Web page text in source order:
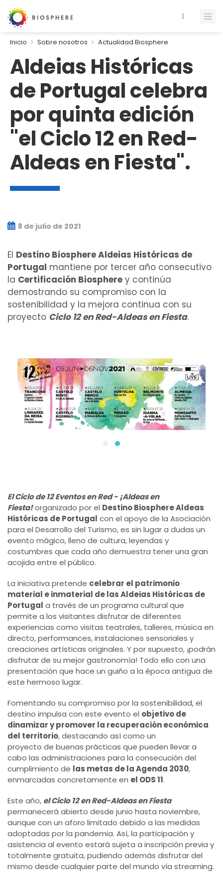
Inicio Sobre nosotros Actualidad Biosphere
Aldeias Históricas
de Portugal celebra
por quinta edición
"el Ciclo 12 en Red-
Aldeas en Fiesta".
8 de julio de 2021
El Destino Biosphere Aldeias Históricas de
Portugal mantiene por tercer año consecutivo
la Certificación Biosphere y continúa
demostrando su compromiso con la
sostenibilidad y la mejora continua con su
proyecto Ciclo 12 en Red-Aldeas en Fiesta.
El Ciclo de 12 Eventos en Red - ¡Aldeas en
Fiesta!organizado por el Destino Biosphere Aldeas
Históricas de Portugal con el apoyo de la Asociación
para el Desarrollo del Turismo, es sin lugar a dudas un
evento mágico, lleno de cultura, leyendas y
costumbres que cada año demuestra tener una gran
acojida entre el público.
La iniciativa pretende celebrar el patrimonio
material e inmaterial de las Aldeias Históricas de
Portugal a través de un programa cultural que
permite a los visitantes disfrutar de diferentes
experiencias como visitas teatrales, talleres, música en
directo, performances, instalaciones sensoriales y
creaciones artísticas originales. Y por supuesto, ¡podrán
disfrutar de su mejor gastronomía! Todo ello con una
presentación que hace un guiño a la época antigua de
este hermoso lugar.
Fomentando su compromiso por la sostenibilidad, el
destino impulsa con este evento el objetivo de
dinamizar y promover la recuperación económica
del territorio, destacando así como un
proyecto de buenas prácticas que pueden llevar a
cabo las administraciones para la consecución del
cumplimiento de las metas de la Agenda 2030,
enmarcadas concretamente en el ODS 11.
Este año, el Ciclo 12 en Red-Aldeas en Fiesta
permanecerá abierto desde junio hasta noviembre,
aunque con un aforo limitado debido a las medidas
adoptadas por la pandemia. Así, la participación y
asistencia al evento estará sujeta a inscripción previa y
totalmente gratuita, pudiendo además disfrutar del
mismo desde cualquier parte del mundo vía streaming.